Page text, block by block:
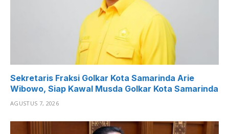
Sekretaris Fraksi Golkar Kota Samarinda Arie
Wibowo, Siap Kawal Musda Golkar Kota Samarinda
AGUSTUS 7, 2026